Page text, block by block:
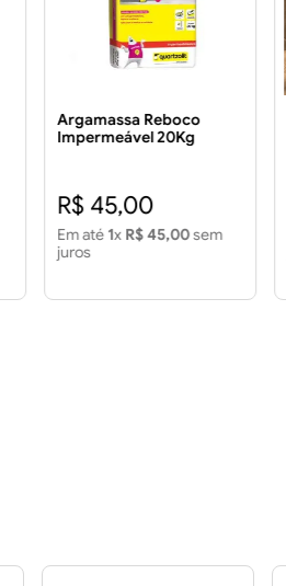
Argamassa Reboco
Impermeável 20Kg
R$ 45,00
Em até 1x R$ 45,00sem
juros